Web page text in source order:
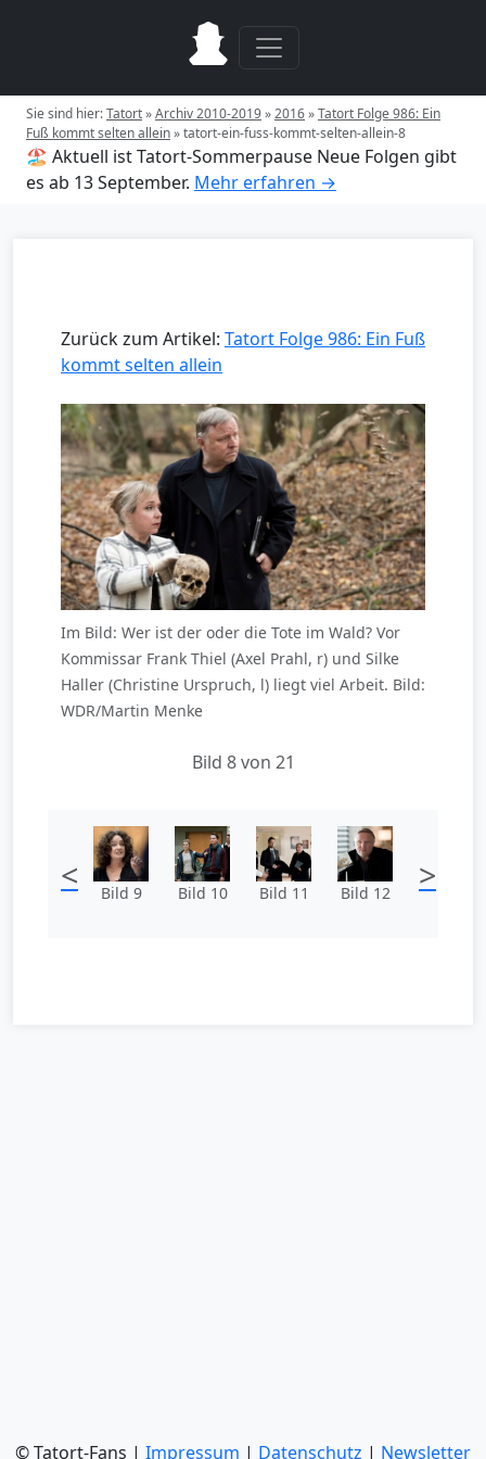
Sie sind hier:Tatort»Archiv 2010-2019»2016»Tatort Folge 986: Ein
Fuß kommt selten allein»tatort-ein-fuss-kommt-selten-allein-8
🏖️ Aktuell ist Tatort-Sommerpause Neue Folgen gibt
es ab 13 September. Mehr erfahren →
Zurück zum Artikel: Tatort Folge 986: Ein Fuß
kommt selten allein
Im Bild: Wer ist der oder die Tote im Wald? Vor
Kommissar Frank Thiel (Axel Prahl, r) und Silke
Haller (Christine Urspruch, l) liegt viel Arbeit. Bild:
WDR/Martin Menke
Bild 8 von 21
< Bild 9 Bild 10 Bild 11 Bild 12 >
© Tatort-Fans | Impressum | Datenschutz | Newsletter